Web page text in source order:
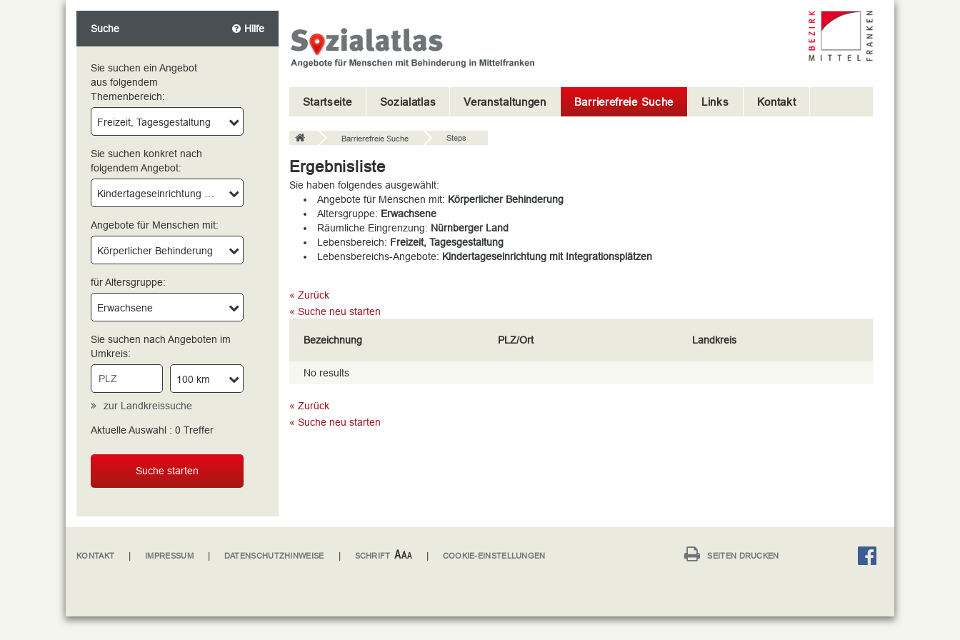
Suche Hilfe
Sie suchen ein Angebot
aus folgendem
Themenbereich:
Freizeit, Tagesgestaltung
Sie suchen konkret nach
folgendem Angebot:
Angebote für Menschen mit:
Körperlicher Behinderung
für Altersgruppe:
Erwachsene
Sie suchen nach Angeboten im
Umkreis:
100 km
zur Landkreissuche
bitte wählen
Aktuelle Auswahl : 0 Treffer
Suche starten
Startseite Sozialatlas Veranstaltungen Barrierefreie Suche Links Kontakt
Barrierefreie Suche Steps
Ergebnisliste
Sie haben folgendes ausgewählt:
Angebote für Menschen mit: Körperlicher Behinderung
Altersgruppe: Erwachsene
Räumliche Eingrenzung: Nürnberger Land
Lebensbereich: Freizeit, Tagesgestaltung
Lebensbereichs-Angebote: Kindertageseinrichtung mit Integrationsplätzen
« Zurück
« Suche neu starten
Bezeichnung PLZ/Ort Landkreis
No results
« Zurück
« Suche neu starten
KONTAKT | IMPRESSUM | DATENSCHUTZHINWEISE | SCHRIFT | COOKIE-EINSTELLUNGEN SEITEN DRUCKEN